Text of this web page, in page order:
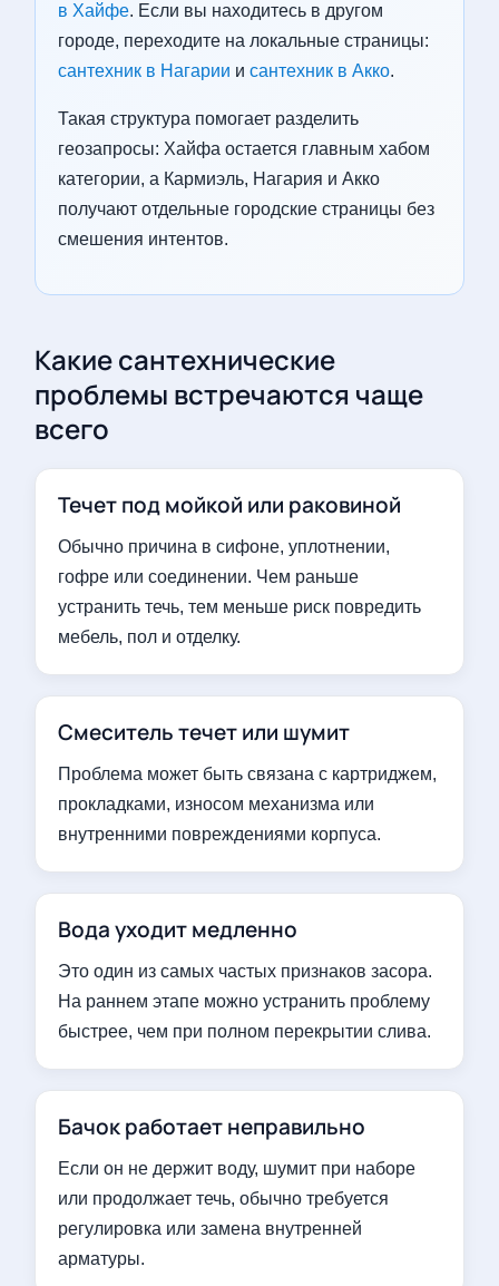
в Хайфе. Если вы находитесь в другом
городе, переходите на локальные страницы:
сантехник в Нагарии и сантехник в Акко.
Такая структура помогает разделить
геозапросы: Хайфа остается главным хабом
категории, а Кармиэль, Нагария и Акко
получают отдельные городские страницы без
смешения интентов.
Какие сантехнические
проблемы встречаются чаще
всего
Течет под мойкой или раковиной
Обычно причина в сифоне, уплотнении,
гофре или соединении. Чем раньше
устранить течь, тем меньше риск повредить
мебель, пол и отделку.
Смеситель течет или шумит
Проблема может быть связана с картриджем,
прокладками, износом механизма или
внутренними повреждениями корпуса.
Вода уходит медленно
Это один из самых частых признаков засора.
На раннем этапе можно устранить проблему
быстрее, чем при полном перекрытии слива.
Бачок работает неправильно
Если он не держит воду, шумит при наборе
или продолжает течь, обычно требуется
регулировка или замена внутренней
арматуры.